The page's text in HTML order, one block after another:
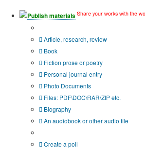
Publish materials Share your works with the
Article, research, review
Book
Fiction prose or poetry
Personal journal entry
Photo Documents
Files: PDF\DOC\RAR\ZIP etc.
Biography
An audiobook or other audio file
Create a poll